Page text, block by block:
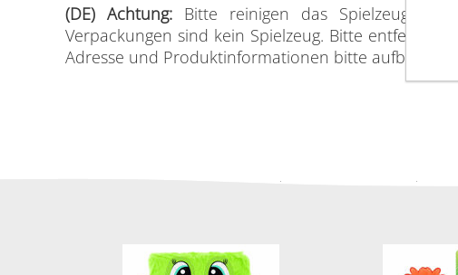
(DE) Achtung:Bitte reinigen das Spielzeug vor
Verpackungen sind kein Spielzeug. Bitte entfernen
Adresse und Produktinformationen bitte